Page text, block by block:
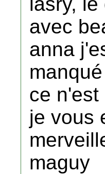
avec
anna
ce n'est
je vous
maguy